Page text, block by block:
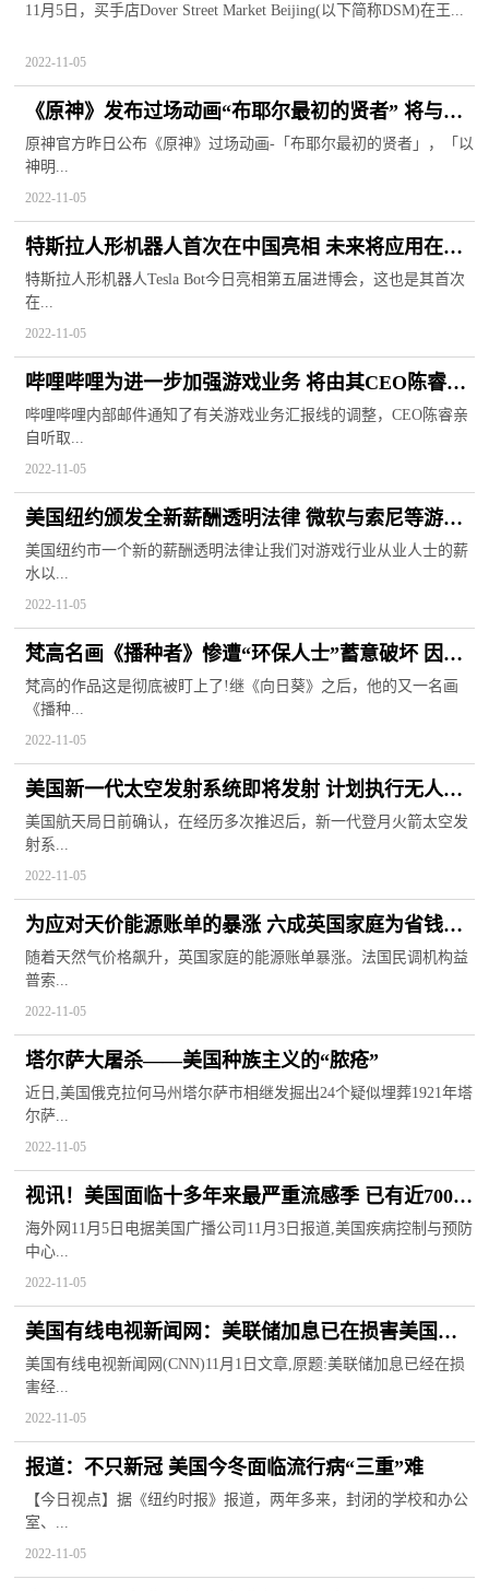
抽签方可购买
11月5日，买手店Dover Street Market Beijing(以下简称DSM)在王...
2022-11-05
《原神》发布过场动画“布耶尔最初的贤者” 将与正
机之神进行对抗
原神官方昨日公布《原神》过场动画-「布耶尔最初的贤者」，「以
神明...
2022-11-05
特斯拉人形机器人首次在中国亮相 未来将应用在烹
饪和园艺等范围
特斯拉人形机器人Tesla Bot今日亮相第五届进博会，这也是其首次
在...
2022-11-05
哔哩哔哩为进一步加强游戏业务 将由其CEO陈睿亲
自听取汇报
哔哩哔哩内部邮件通知了有关游戏业务汇报线的调整，CEO陈睿亲
自听取...
2022-11-05
美国纽约颁发全新薪酬透明法律 微软与索尼等游戏
大厂公开其年薪
美国纽约市一个新的薪酬透明法律让我们对游戏行业从业人士的薪
水以...
2022-11-05
梵高名画《播种者》惨遭“环保人士”蓄意破坏 因玻
璃保护所幸并无大碍
梵高的作品这是彻底被盯上了!继《向日葵》之后，他的又一名画
《播种...
2022-11-05
美国新一代太空发射系统即将发射 计划执行无人绕
月飞行测试任务
美国航天局日前确认，在经历多次推迟后，新一代登月火箭太空发
射系...
2022-11-05
为应对天价能源账单的暴涨 六成英国家庭为省钱选
择不开暖气
随着天然气价格飙升，英国家庭的能源账单暴涨。法国民调机构益
普索...
2022-11-05
塔尔萨大屠杀——美国种族主义的“脓疮”
近日,美国俄克拉何马州塔尔萨市相继发掘出24个疑似埋葬1921年塔
尔萨...
2022-11-05
视讯！美国面临十多年来最严重流感季 已有近7000
名患者住院
海外网11月5日电据美国广播公司11月3日报道,美国疾病控制与预防
中心...
2022-11-05
美国有线电视新闻网：美联储加息已在损害美国经
济
美国有线电视新闻网(CNN)11月1日文章,原题:美联储加息已经在损
害经...
2022-11-05
报道：不只新冠 美国今冬面临流行病“三重”难
【今日视点】据《纽约时报》报道，两年多来，封闭的学校和办公
室、...
2022-11-05